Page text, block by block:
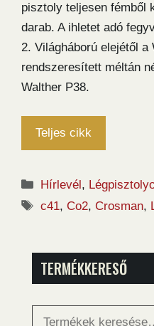
pisztoly teljesen fémből
darab. A ihletet adó
2. Világháború elejétől a
rendszeresített méltán
Walther P38.
Teljes cikk
Kategória
Hírlevél,
Címkék
c41, Co2, Crosman,
TERMÉKKERESŐ
Keresés